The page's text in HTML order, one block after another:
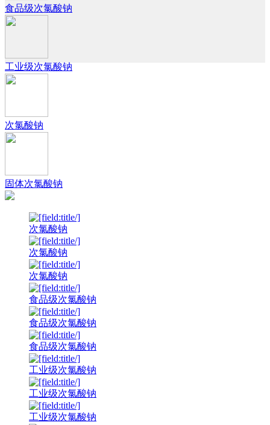
食品级次氯酸钠
工业级次氯酸钠
次氯酸钠
固体次氯酸钠
次氯酸钠
次氯酸钠
次氯酸钠
食品级次氯酸钠
食品级次氯酸钠
食品级次氯酸钠
工业级次氯酸钠
工业级次氯酸钠
工业级次氯酸钠